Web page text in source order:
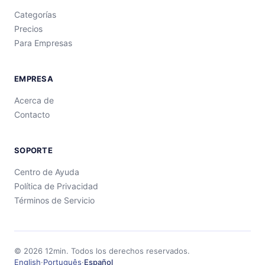
Categorías
Precios
Para Empresas
EMPRESA
Acerca de
Contacto
SOPORTE
Centro de Ayuda
Política de Privacidad
Términos de Servicio
© 2026 12min. Todos los derechos reservados.
English·Português·Español